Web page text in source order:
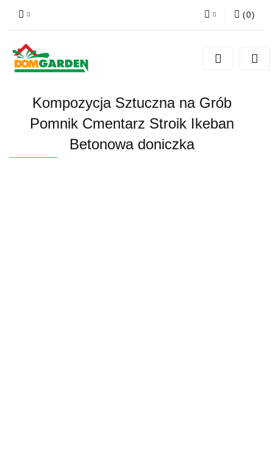
Zarejestruj się
Zgody cookies
(0)
Kompozycja Sztuczna na Grób
Pomnik Cmentarz Stroik Ikeban
Betonowa doniczka